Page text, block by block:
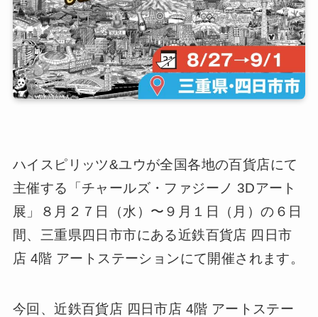
ハイスピリッツ&ユウが全国各地の百貨店にて
主催する「チャールズ・ファジーノ 3Dアート
展」８月２７日（水）〜９月１日（月）の６日
間、三重県四日市市にある近鉄百貨店 四日市
店 4階 アートステーションにて開催されます。
今回、近鉄百貨店 四日市店 4階 アートステー